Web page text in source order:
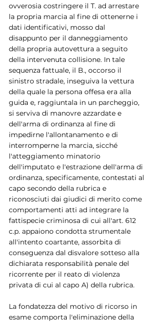
ovverosia costringere il T. ad arrestare
la propria marcia al fine di ottenerne i
dati identificativi, mosso dal
disappunto per il danneggiamento
della propria autovettura a seguito
della intervenuta collisione. In tale
sequenza fattuale, il B., occorso il
sinistro stradale, inseguiva la vettura
della quale la persona offesa era alla
guida e, raggiuntala in un parcheggio,
si serviva di manovre azzardate e
dell'arma di ordinanza al fine di
impedirne l'allontanamento e di
interromperne la marcia, sicché
l'atteggiamento minatorio
dell'imputato e l'estrazione dell'arma di
ordinanza, specificamente, contestati al
capo secondo della rubrica e
riconosciuti dai giudici di merito come
comportamenti atti ad integrare la
fattispecie criminosa di cui all'art. 612
c.p. appaiono condotta strumentale
all'intento coartante, assorbita di
conseguenza dal disvalore sotteso alla
dichiarata responsabilità penale del
ricorrente per il reato di violenza
privata di cui al capo A) della rubrica.
La fondatezza del motivo di ricorso in
esame comporta l'eliminazione della